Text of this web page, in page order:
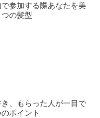
参加する際あなたを美
つの髪型
、もらった人が一目で
ポイント